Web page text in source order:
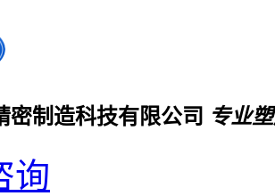
密制造科技有限公司 专业
询